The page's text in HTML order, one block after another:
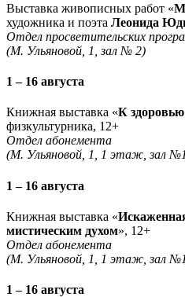
Выставка живописных работ «
художника и поэта Леонида
Отдел просветительских
(М. Ульяновой, 1, зал № 2)
1 – 16 августа
Книжная выставка «К здоровью
физкультурника, 12+
Отдел абонемента
(М. Ульяновой, 1, 1 этаж, зал
1 – 16 августа
Книжная выставка «
мистическим духом», 12+
Отдел абонемента
(М. Ульяновой, 1, 1 этаж, зал
1 – 16 августа